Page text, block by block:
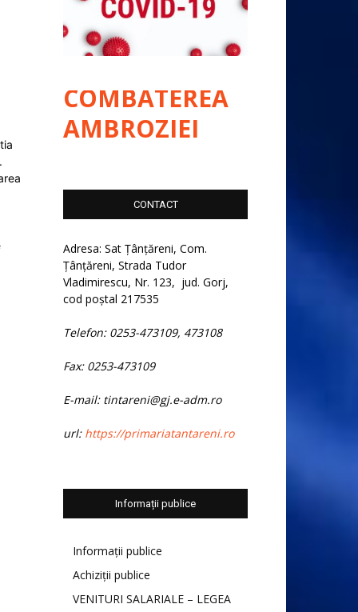
COMBATEREA
AMBROZIEI
CONTACT
Adresa: Sat Țânțăreni, Com.
Țânțăreni, Strada Tudor
Vladimirescu, Nr. 123, jud. Gorj,
cod poștal 217535
Telefon: 0253-473109, 473108
Fax: 0253-473109
E-mail: tintareni@gj.e-adm.ro
url: https://primariatantareni.ro
Informații publice
Informații publice
Achiziții publice
VENITURI SALARIALE – LEGEA